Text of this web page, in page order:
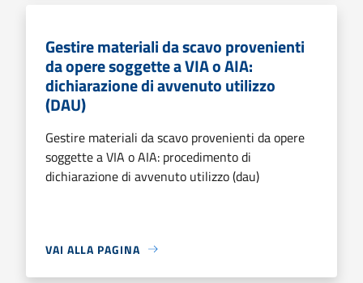
Gestire materiali da scavo provenienti
da opere soggette a VIA o AIA:
dichiarazione di avvenuto utilizzo
(DAU)
Gestire materiali da scavo provenienti da opere
soggette a VIA o AIA: procedimento di
dichiarazione di avvenuto utilizzo (dau)
VAI ALLA PAGINA